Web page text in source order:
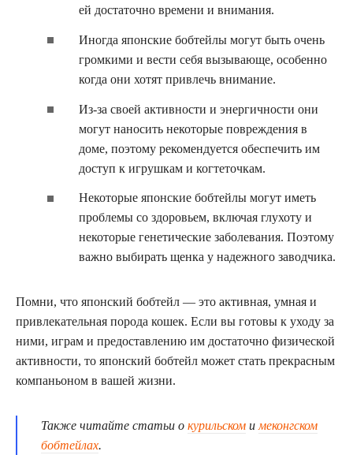
ей достаточно времени и внимания.
Иногда японские бобтейлы могут быть очень
громкими и вести себя вызывающе, особенно
когда они хотят привлечь внимание.
Из-за своей активности и энергичности они
могут наносить некоторые повреждения в
доме, поэтому рекомендуется обеспечить им
доступ к игрушкам и когтеточкам.
Некоторые японские бобтейлы могут иметь
проблемы со здоровьем, включая глухоту и
некоторые генетические заболевания. Поэтому
важно выбирать щенка у надежного заводчика.
Помни, что японский бобтейл — это активная, умная и
привлекательная порода кошек. Если вы готовы к уходу за
ними, играм и предоставлению им достаточно физической
активности, то японский бобтейл может стать прекрасным
компаньоном в вашей жизни.
Также читайте статьи о курильском и меконгском
бобтейлах.